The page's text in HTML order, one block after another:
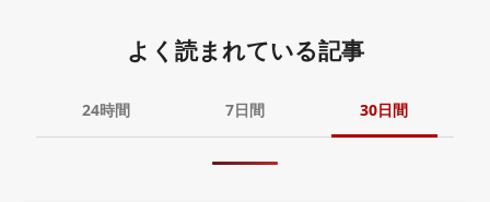
よく読まれている記事
24時間 7日間 30日間